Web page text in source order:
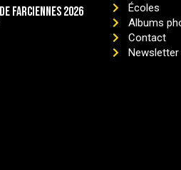
Farciennes 2026
Écoles
Albums
Contact
Newsletter